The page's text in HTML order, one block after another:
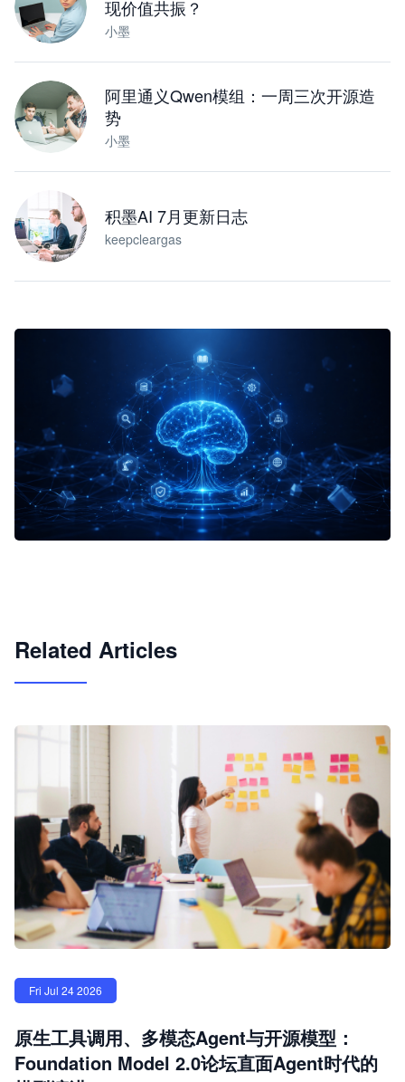
现价值共振？
小墨
阿里通义Qwen模组：一周三次开源造
势
小墨
积墨AI 7月更新日志
keepcleargas
Related Articles
Fri Jul 24 2026
原生工具调用、多模态Agent与开源模型：
Foundation Model 2.0论坛直面Agent时代的